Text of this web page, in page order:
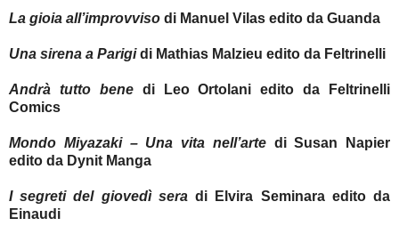
La gioia all’improvviso di Manuel Vilas edito da Guanda
Una sirena a Parigidi Mathias Malzieu edito da Feltrinelli
Andrà tutto bene di Leo Ortolani edito da Feltrinelli
Comics
Mondo Miyazaki – Una vita nell’arte di Susan Napier
edito da Dynit Manga
I segreti del giovedì seradi Elvira Seminara edito da
Einaudi